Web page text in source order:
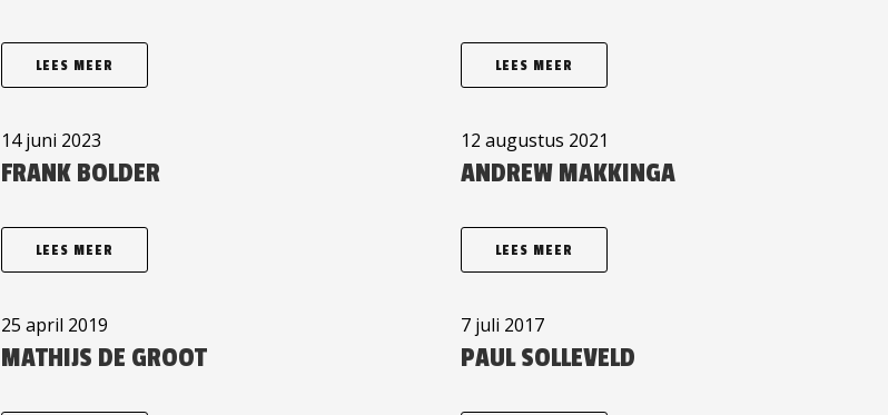
LEES MEER LEES MEER
14 juni 2023
FRANK BOLDER
LEES MEER
12 augustus 2021
ANDREW MAKKINGA
LEES MEER
25 april 2019
MATHIJS DE GROOT
7 juli 2017
PAUL SOLLEVELD